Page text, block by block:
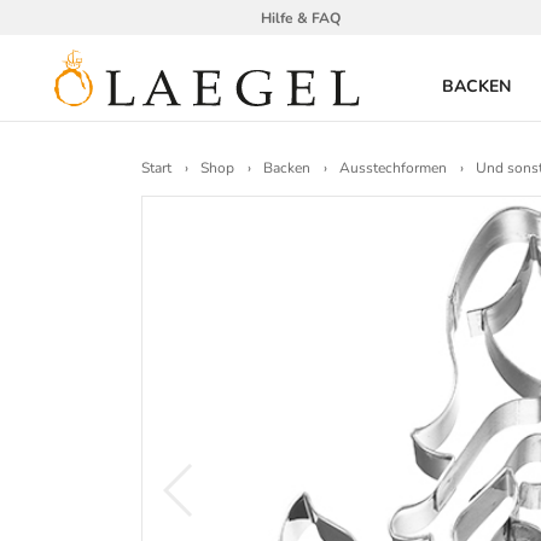
Hilfe & FAQ
BACKEN
Start Shop Backen Ausstechformen Und